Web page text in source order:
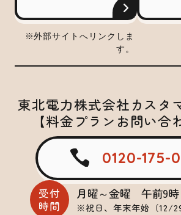
※外部サイトへリンクしま
す。
東北電力株式会社カスタ
【料金プランお問い合
0120-175-
受付
時間
月曜～金曜 午前9時
※祝日、年末年始（12/